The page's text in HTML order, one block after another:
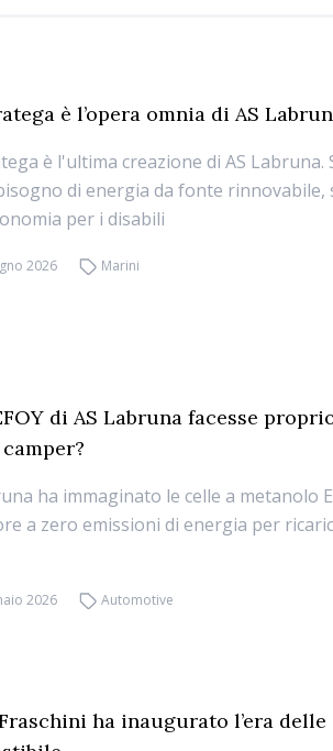
è l’opera omnia di AS
è l'ultima creazione di AS Labruna.
di energia da fonte rinnovabile,
per i disabili
2026 Marini
di AS Labruna facesse
ha immaginato le celle a metanolo
a zero emissioni di energia per
2026 Automotive
ha inaugurato l’era delle